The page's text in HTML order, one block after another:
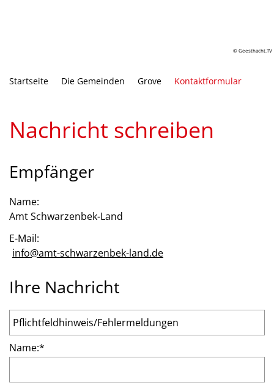
© Geesthacht.TV
Startseite Die Gemeinden Grove Kontaktformular
Nachricht schreiben
Empfänger
Name:
Amt Schwarzenbek-Land
E-Mail:
info@amt-schwarzenbek-land.de
Ihre Nachricht
Name:*